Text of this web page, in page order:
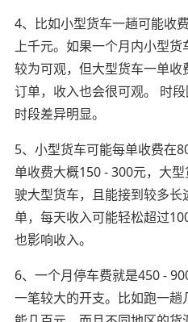
4、比如小型货车一趟可能收
上千元。如果一个月内小型
较为可观，但大型货车一单
订单，收入也会很可观。 时
时段差异明显。
5、小型货车可能每单收费在
单收费大概150 - 300元，大
驶大型货车，且能接到较多
单，每天收入可能轻松超过
也影响收入。
6、一个月停车费就是450 -
一笔较大的开支。比如跑一